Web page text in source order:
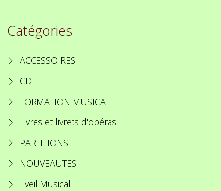
Catégories
ACCESSOIRES
CD
FORMATION MUSICALE
Livres et livrets d'opéras
PARTITIONS
NOUVEAUTES
Eveil Musical